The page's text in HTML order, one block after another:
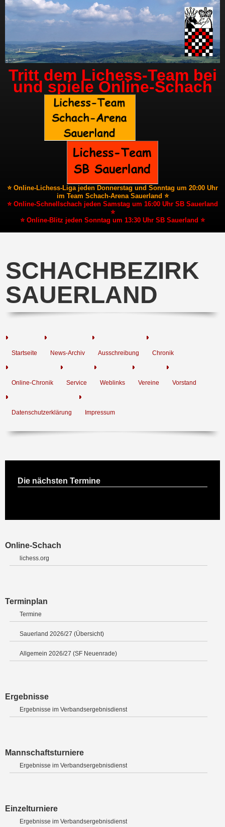
Tritt dem Lichess-Team bei
und spiele Online-Schach
⭐ Online-Lichess-Liga jeden Donnerstag und Sonntag um 20:00 Uhr
im Team Schach-Arena Sauerland ⭐
⭐ Online-Schnellschach jeden Samstag um 16:00 Uhr SB Sauerland
⭐
⭐ Online-Blitz jeden Sonntag um 13:30 Uhr SB Sauerland ⭐
SCHACHBEZIRK
SAUERLAND
Startseite News-Archiv Ausschreibung Chronik
Online-Chronik Service Weblinks Vereine Vorstand
Datenschutzerklärung Impressum
Die nächsten Termine
Online-Schach
lichess.org
Terminplan
Termine
Sauerland 2026/27 (Übersicht)
Allgemein 2026/27 (SF Neuenrade)
Ergebnisse
Ergebnisse im Verbandsergebnisdienst
Mannschaftsturniere
Ergebnisse im Verbandsergebnisdienst
Einzelturniere
Ergebnisse im Verbandsergebnisdienst